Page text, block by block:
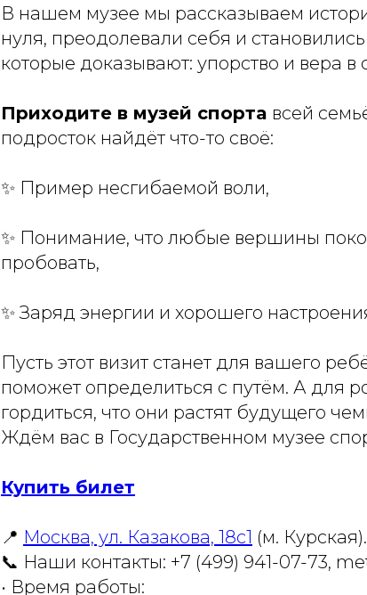
В нашем музее мы рассказываем
нуля, преодолевали себя и
которые доказывают: упорство и вера в
Приходите в музей спорта всей
подросток найдёт что-то своё:
✨ Пример несгибаемой воли,
✨ Понимание, что любые вершины
пробовать,
✨ Заряд энергии и хорошего
Пусть этот визит станет для вашего
поможет определиться с путём. А для
гордиться, что они растят будущего
Ждём вас в Государственном музее
Купить билет
📍 Москва, ул. Казакова, 18с1 (м. Курская).
📞 Наши контакты: +7 (499) 941-07-73,
• Время работы: